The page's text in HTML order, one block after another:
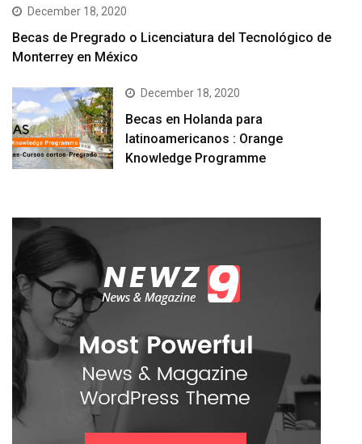
December 18, 2020
Becas de Pregrado o Licenciatura del Tecnológico de
Monterrey en México
December 18, 2020
Becas en Holanda para
latinoamericanos : Orange
Knowledge Programme